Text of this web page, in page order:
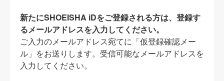
新たにSHOEISHA iDをご登録される方は、登録す
るメールアドレスを入力してください。
ご入力のメールアドレス宛てに「仮登録確認メー
ル」をお送りします。受信可能なメールアドレスを
入力してください。